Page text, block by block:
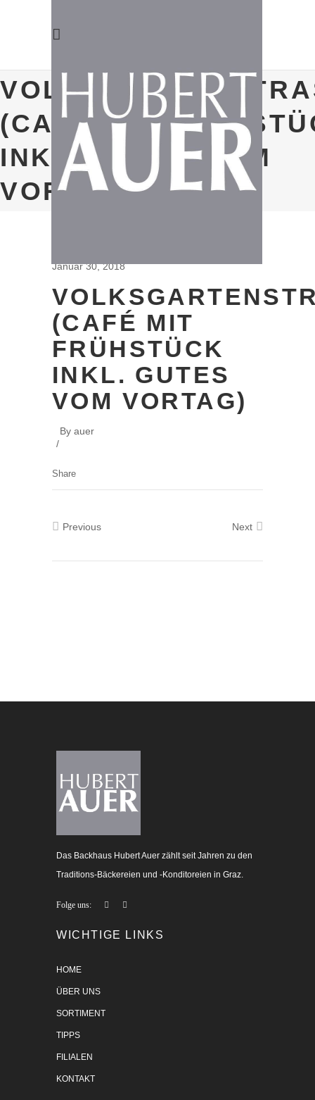
CAFÉ MIT
NKL. GUTES VOM V
ORTAG)
Januar 30, 2018
CAFÉ MIT F
RÜHSTÜCK I
NKL. GUTES V
OM VORTAG)
By auer
Share
Previous Next
Das Backhaus Hubert Auer zählt seit Jahren zu den
Traditions-Bäckereien und -Konditoreien in Graz.
Folge uns:
WICHTIGE LINKS
HOME
ÜBER UNS
SORTIMENT
TIPPS
FILIALEN
KONTAKT